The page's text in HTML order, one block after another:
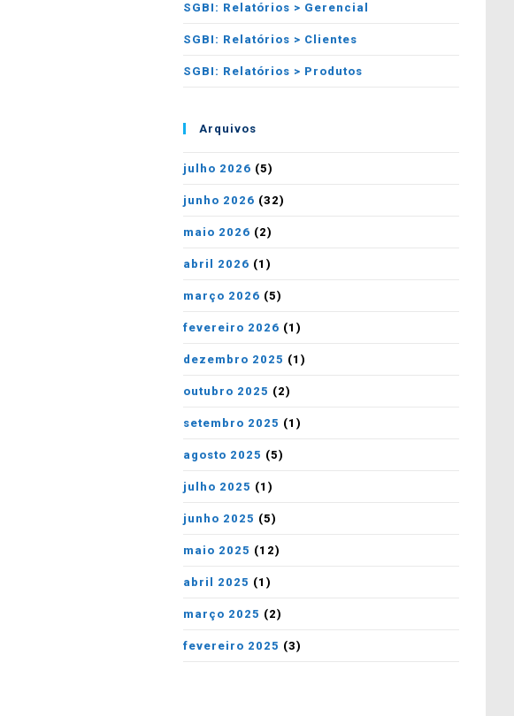
SGBI: Relatórios > Gerencial
SGBI: Relatórios > Clientes
SGBI: Relatórios > Produtos
Arquivos
julho 2026 (5)
junho 2026 (32)
maio 2026 (2)
abril 2026 (1)
março 2026 (5)
fevereiro 2026 (1)
dezembro 2025 (1)
outubro 2025 (2)
setembro 2025 (1)
agosto 2025 (5)
julho 2025 (1)
junho 2025 (5)
maio 2025 (12)
abril 2025 (1)
março 2025 (2)
fevereiro 2025 (3)